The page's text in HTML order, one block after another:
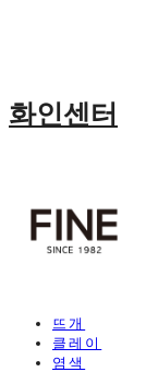
화인센터
뜨개
클레이
염색